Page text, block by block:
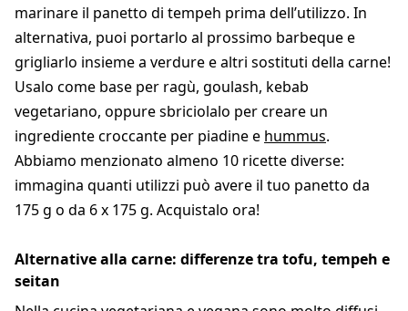
marinare il panetto di tempeh prima dell’utilizzo. In
alternativa, puoi portarlo al prossimo barbeque e
grigliarlo insieme a verdure e altri sostituti della carne!
Usalo come base per ragù, goulash, kebab
vegetariano, oppure sbriciolalo per creare un
ingrediente croccante per piadine e hummus.
Abbiamo menzionato almeno 10 ricette diverse:
immagina quanti utilizzi può avere il tuo panetto da
175 g o da 6 x 175 g. Acquistalo ora!
Alternative alla carne: differenze tra tofu, tempeh e
seitan